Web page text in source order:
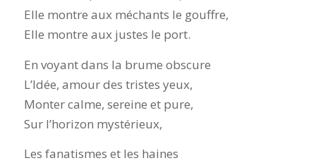
Elle montre aux méchants le gouffre,
Elle montre aux justes le port.
En voyant dans la brume obscure
L’Idée, amour des tristes yeux,
Monter calme, sereine et pure,
Sur l’horizon mystérieux,
Les fanatismes et les haines